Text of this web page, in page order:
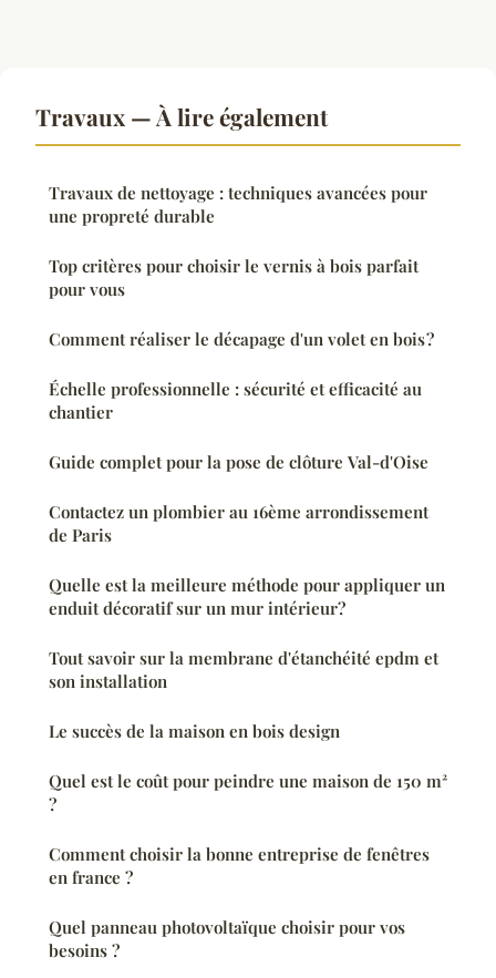
Travaux — À lire également
Travaux de nettoyage : techniques avancées pour
une propreté durable
Top critères pour choisir le vernis à bois parfait
pour vous
Comment réaliser le décapage d'un volet en bois ?
Échelle professionnelle : sécurité et efficacité au
chantier
Guide complet pour la pose de clôture Val-d'Oise
Contactez un plombier au 16ème arrondissement
de Paris
Quelle est la meilleure méthode pour appliquer un
enduit décoratif sur un mur intérieur?
Tout savoir sur la membrane d'étanchéité epdm et
son installation
Le succès de la maison en bois design
Quel est le coût pour peindre une maison de 150 m²
?
Comment choisir la bonne entreprise de fenêtres
en france ?
Quel panneau photovoltaïque choisir pour vos
besoins ?